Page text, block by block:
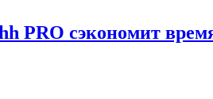
PRO сэкономит